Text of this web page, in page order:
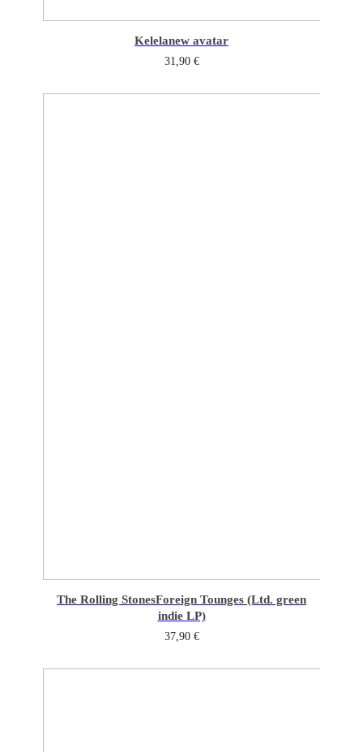
Kelelanew avatar
31,90 €
The Rolling StonesForeign Tounges (Ltd. green
indie LP)
37,90 €